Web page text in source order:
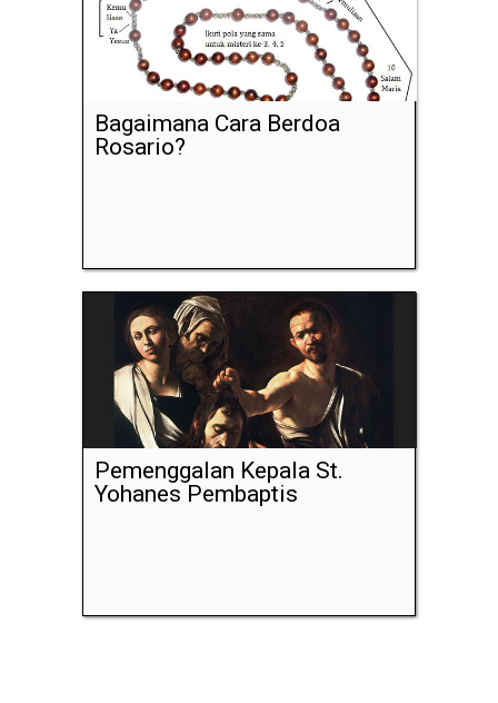
Bagaimana Cara Berdoa
Rosario?
Pemenggalan Kepala St.
Yohanes Pembaptis